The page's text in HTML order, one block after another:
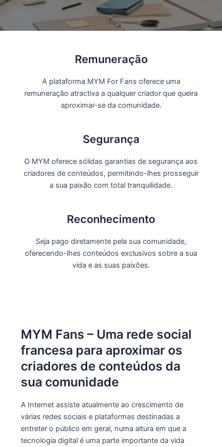
Remuneração
A plataforma MYM For Fans oferece uma
remuneração atractiva a qualquer criador que queira
aproximar-se da comunidade.
Segurança
O MYM oferece sólidas garantias de segurança aos
criadores de conteúdos, permitindo-lhes prosseguir
a sua paixão com total tranquilidade.
Reconhecimento
Seja pago diretamente pela sua comunidade,
oferecendo-lhes conteúdos exclusivos sobre a sua
vida e as suas paixões.
MYM Fans – Uma rede social
francesa para aproximar os
criadores de conteúdos da
sua comunidade
A Internet assiste atualmente ao crescimento de
várias redes sociais e plataformas destinadas a
entreter o público em geral, numa altura em que a
tecnologia digital é uma parte importante da vida